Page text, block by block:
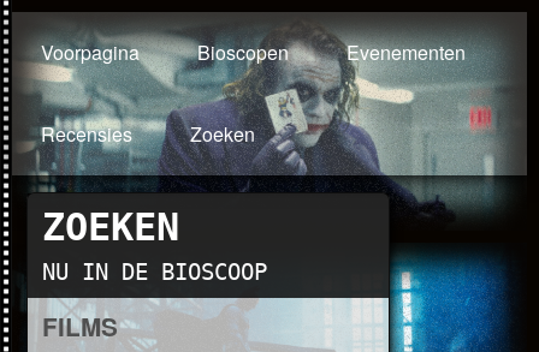
Voorpagina Bioscopen Evenementen
Recensies Zoeken
ZOEKEN
NU IN DE BIOSCOOP
FILMS